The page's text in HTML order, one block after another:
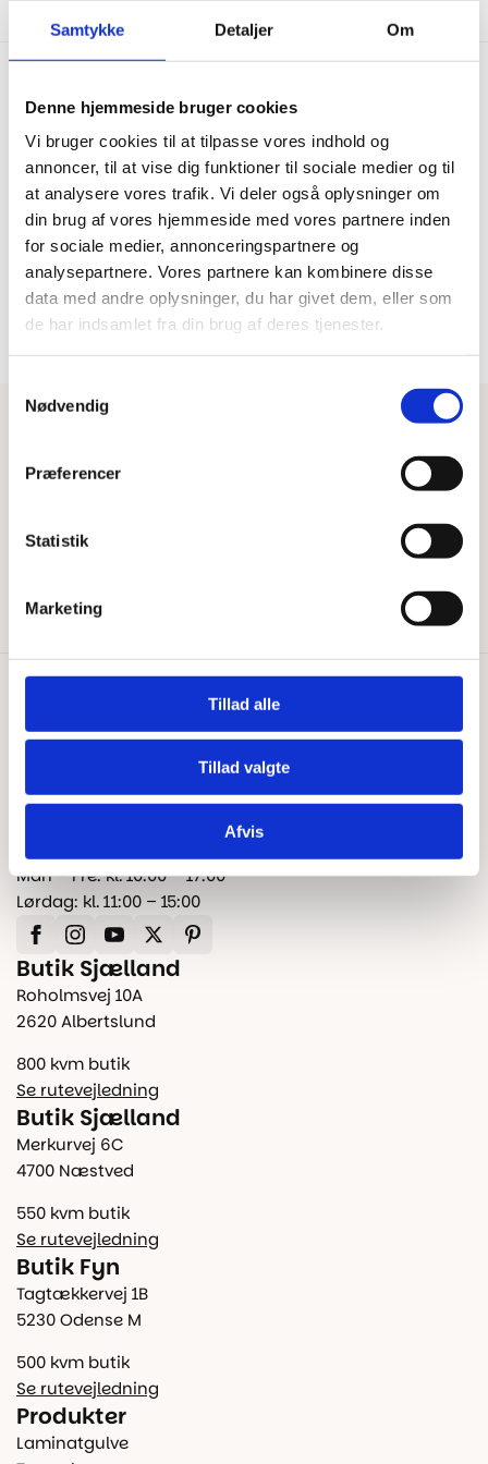
Samtykke Detaljer Om
Denne hjemmeside bruger cookies
Vi bruger cookies til at tilpasse vores indhold og
annoncer, til at vise dig funktioner til sociale medier og til
at analysere vores trafik. Vi deler også oplysninger om
din brug af vores hjemmeside med vores partnere inden
for sociale medier, annonceringspartnere og
analysepartnere. Vores partnere kan kombinere disse
data med andre oplysninger, du har givet dem, eller som
de har indsamlet fra din brug af deres tjenester.
Nødvendig
Præferencer
Statistik
Marketing
Tillad alle
Tillad valgte
Afvis
Prisgaranti
Vi har Danmarks billigste priser
på kvalitetsgulve!
Hurtig levering
Bestil inden kl. 15.00 – vi
afsender samme dag, når
varen er på lager.
100% dansk webshop
Dansk butik og webshop –
lokal service og gulveksperter.
Besøg vores butikker
Besøg vores showrooms og få
kompetent rådgivning.
Tips & Tricks Blog
Kontakt os
+45 25 24 45 45
CVR: 41535113
Man – Fre: kl. 10:00 – 17:00
Lørdag: kl. 11:00 – 15:00
Butik Sjælland
Roholmsvej 10A
2620 Albertslund
800 kvm butik
Se rutevejledning
Butik Sjælland
Merkurvej 6C
4700 Næstved
550 kvm butik
Se rutevejledning
Butik Fyn
Tagtækkervej 1B
5230 Odense M
500 kvm butik
Se rutevejledning
Produkter
Laminatgulve